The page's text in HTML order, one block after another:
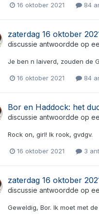
16 oktober 2021 84
zaterdag 16 oktober
discussie antwoordde op
Je ben n laiverd, zouden de
16 oktober 2021 84
Bor en Haddock: het
discussie antwoordde op
Rock on, girl! Ik rook, gvdgv.
16 oktober 2021 3
zaterdag 16 oktober
discussie antwoordde op
Geweldig, Bor. Ik moet met